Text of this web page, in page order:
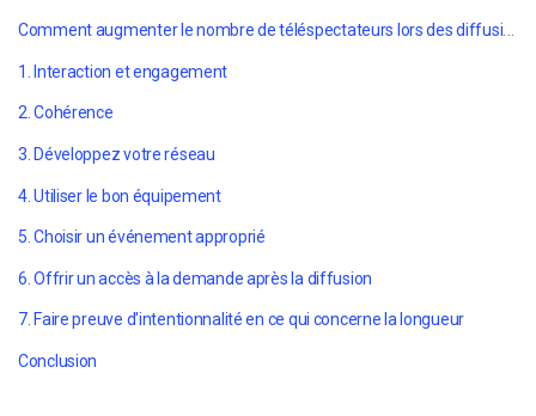
Comment augmenter le nombre de téléspectateurs lors des diffusions en direct
1. Interaction et engagement
2. Cohérence
3. Développez votre réseau
4. Utiliser le bon équipement
5. Choisir un événement approprié
6. Offrir un accès à la demande après la diffusion
7. Faire preuve d'intentionnalité en ce qui concerne la longueur
Conclusion